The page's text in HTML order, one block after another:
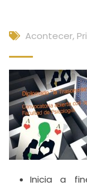
Acontecer,
Inicia a